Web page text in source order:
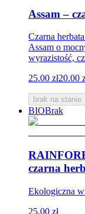
Assam –
Czarna
Assam o
wyrazistość,
25.00 zł20.00
brak na stanie
BIOBrak
czarna
Ekologiczna
25.00 zł